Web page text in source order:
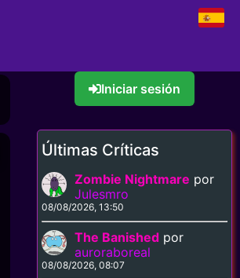
Iniciar sesión
Últimas Críticas
Zombie Nightmare por
Julesmro
08/08/2026, 13:50
The Banished por
auroraboreal
08/08/2026, 08:07